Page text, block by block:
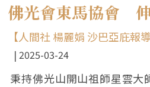
佛光會東馬協會
【人間社 楊麗娟 沙巴亞庇報導
2025-03-24
秉持佛光山開山祖師星雲大